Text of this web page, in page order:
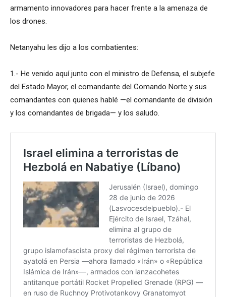
armamento innovadores para hacer frente a la amenaza de
los drones.
Netanyahu les dijo a los combatientes:
1.- He venido aquí junto con el ministro de Defensa, el subjefe
del Estado Mayor, el comandante del Comando Norte y sus
comandantes con quienes hablé —el comandante de división
y los comandantes de brigada— y los saludo.